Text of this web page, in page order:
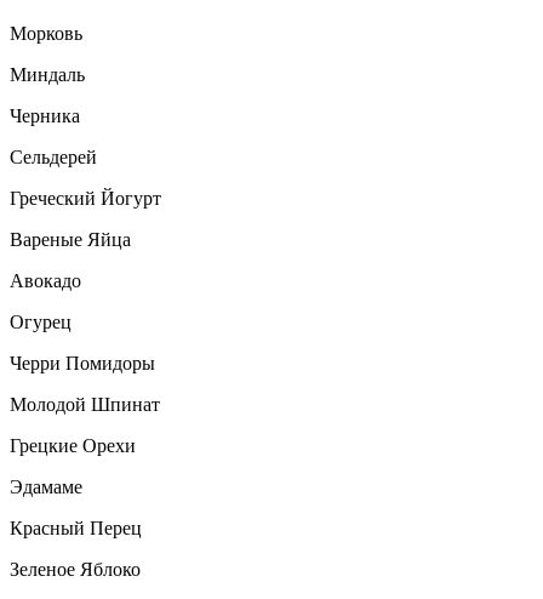
Морковь
Миндаль
Черника
Сельдерей
Греческий Йогурт
Вареные Яйца
Авокадо
Огурец
Черри Помидоры
Молодой Шпинат
Грецкие Орехи
Эдамаме
Красный Перец
Зеленое Яблоко